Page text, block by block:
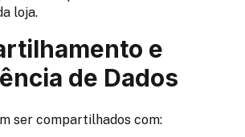
loja.
e
de Dados
ser compartilhados com: